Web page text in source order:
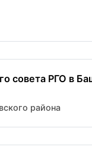
совета РГО в
района